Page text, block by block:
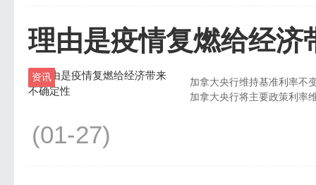
理由是疫情复燃给经济
资讯
加拿大央行维持基准利率不
加拿大央行将主要政策利率
(01-27)